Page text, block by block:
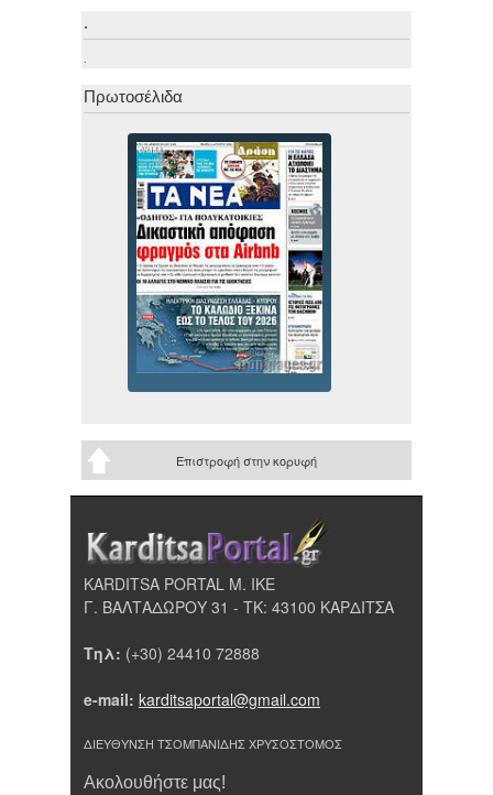
.
.
Πρωτοσέλιδα
Επιστροφή στην κορυφή
KARDITSA PORTAL Μ. ΙΚΕ
Γ. ΒΑΛΤΑΔΩΡΟΥ 31 - ΤΚ: 43100 ΚΑΡΔΙΤΣΑ
Τηλ: (+30) 24410 72888
e-mail: karditsaportal@gmail.com
ΔΙΕΥΘΥΝΣΗ ΤΣΟΜΠΑΝΙΔΗΣ ΧΡΥΣΟΣΤΟΜΟΣ
Ακολουθήστε μας!